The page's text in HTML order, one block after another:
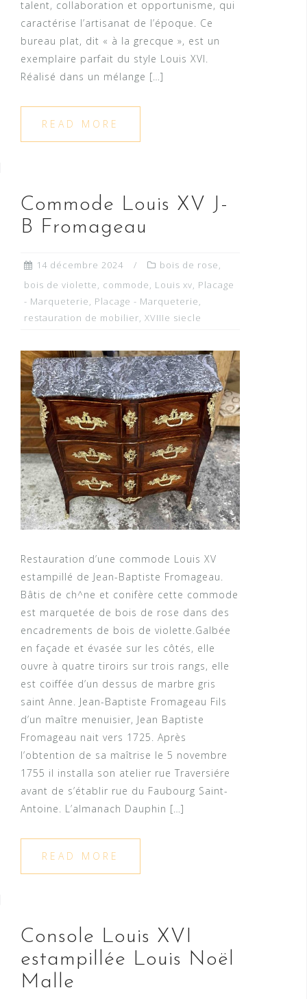
talent, collaboration et opportunisme, qui
caractérise l’artisanat de l’époque. Ce
bureau plat, dit « à la grecque », est un
exemplaire parfait du style Louis XVI.
Réalisé dans un mélange […]
READ MORE
Commode Louis XV J-
B Fromageau
14 décembre 2024 bois de rose,
bois de violette, commode, Louis xv, Placage
- Marqueterie, Placage - Marqueterie,
restauration de mobilier, XVIIIe siecle
Restauration d’une commode Louis XV
estampillé de Jean-Baptiste Fromageau.
Bâtis de ch^ne et conifère cette commode
est marquetée de bois de rose dans des
encadrements de bois de violette.Galbée
en façade et évasée sur les côtés, elle
ouvre à quatre tiroirs sur trois rangs, elle
est coiffée d’un dessus de marbre gris
saint Anne. Jean-Baptiste Fromageau Fils
d’un maître menuisier, Jean Baptiste
Fromageau nait vers 1725. Après
l’obtention de sa maîtrise le 5 novembre
1755 il installa son atelier rue Traversiére
avant de s’établir rue du Faubourg Saint-
Antoine. L’almanach Dauphin […]
READ MORE
Console Louis XVI
estampillée Louis Noël
Malle